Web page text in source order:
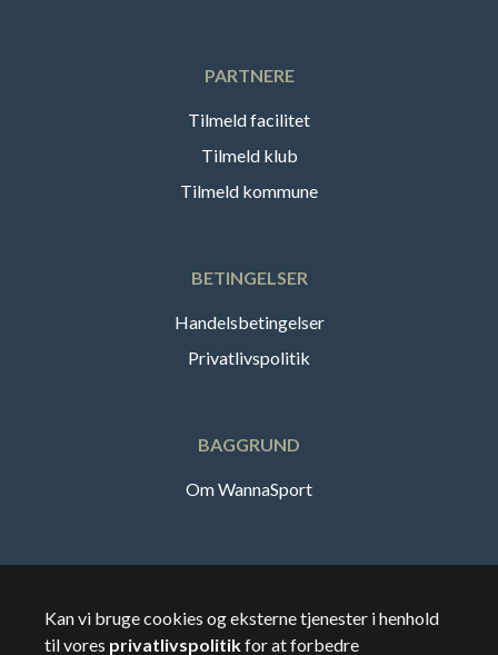
PARTNERE
Tilmeld facilitet
Tilmeld klub
Tilmeld kommune
BETINGELSER
Handelsbetingelser
Privatlivspolitik
BAGGRUND
Om WannaSport
Kan vi bruge cookies og eksterne tjenester i henhold
til vores privatlivspolitikfor at forbedre